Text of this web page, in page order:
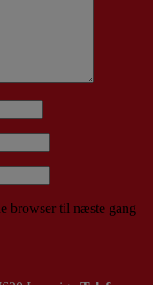
browser til næste gang